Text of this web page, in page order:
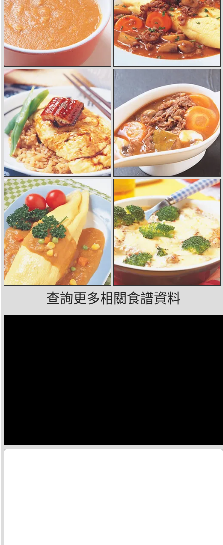
查詢更多相關食譜資料